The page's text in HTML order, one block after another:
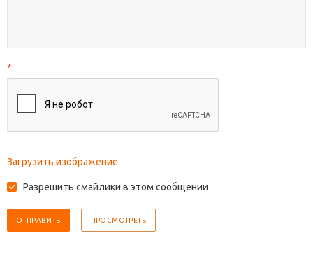
*
Загрузить изображение
Разрешить смайлики в этом сообщении